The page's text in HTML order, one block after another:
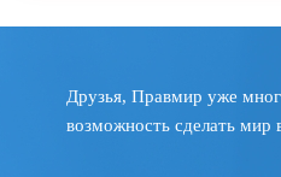
Друзья, Правмир уже
возможность сделать мир